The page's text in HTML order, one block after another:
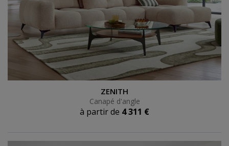
ZENITH
Canapé d'angle
à partir de 4 311 €